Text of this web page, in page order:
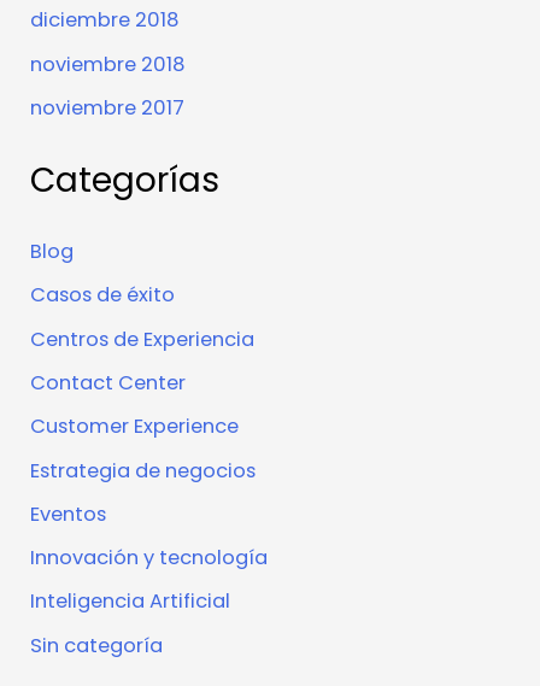
diciembre 2018
noviembre 2018
noviembre 2017
Categorías
Blog
Casos de éxito
Centros de Experiencia
Contact Center
Customer Experience
Estrategia de negocios
Eventos
Innovación y tecnología
Inteligencia Artificial
Sin categoría